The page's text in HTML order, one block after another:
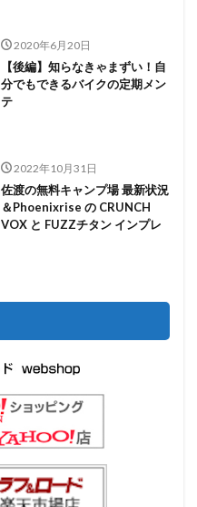
2020年6月20日
【後編】知らなきゃまずい！自
分でもできるバイクの定期メン
テ
2022年10月31日
佐渡の無料キャンプ場 最新状況
＆Phoenixrise の CRUNCH
VOX と FUZZチタン インプレ